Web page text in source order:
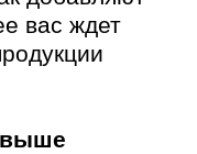
вас ждет
выше